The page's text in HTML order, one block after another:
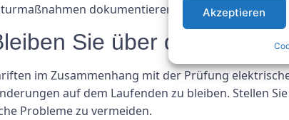
Akzeptieren
dokumentieren.
Sie über die
im Zusammenhang mit der Prüfung
auf dem Laufenden zu bleiben. Stellen
Probleme zu vermeiden.